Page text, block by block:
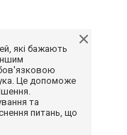
які бажають
Це допоможе
та
питань, що